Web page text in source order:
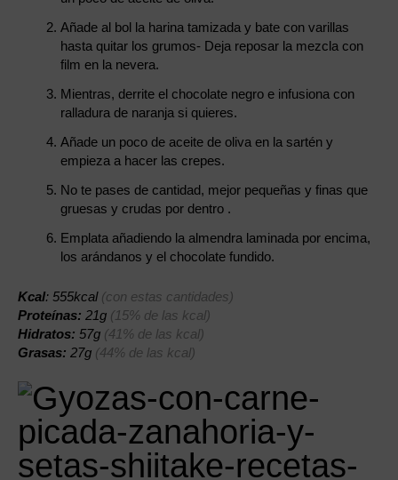
Añade al bol la harina tamizada y bate con varillas
hasta quitar los grumos- Deja reposar la mezcla con
film en la nevera.
Mientras, derrite el chocolate negro e infusiona con
ralladura de naranja si quieres.
Añade un poco de aceite de oliva en la sartén y
empieza a hacer las crepes.
No te pases de cantidad, mejor pequeñas y finas que
gruesas y crudas por dentro .
Emplata añadiendo la almendra laminada por encima,
los arándanos y el chocolate fundido.
Kcal: 555kcal (con estas cantidades)
Proteínas: 21g (15% de las kcal)
Hidratos: 57g (41% de las kcal)
Grasas: 27g (44% de las kcal)